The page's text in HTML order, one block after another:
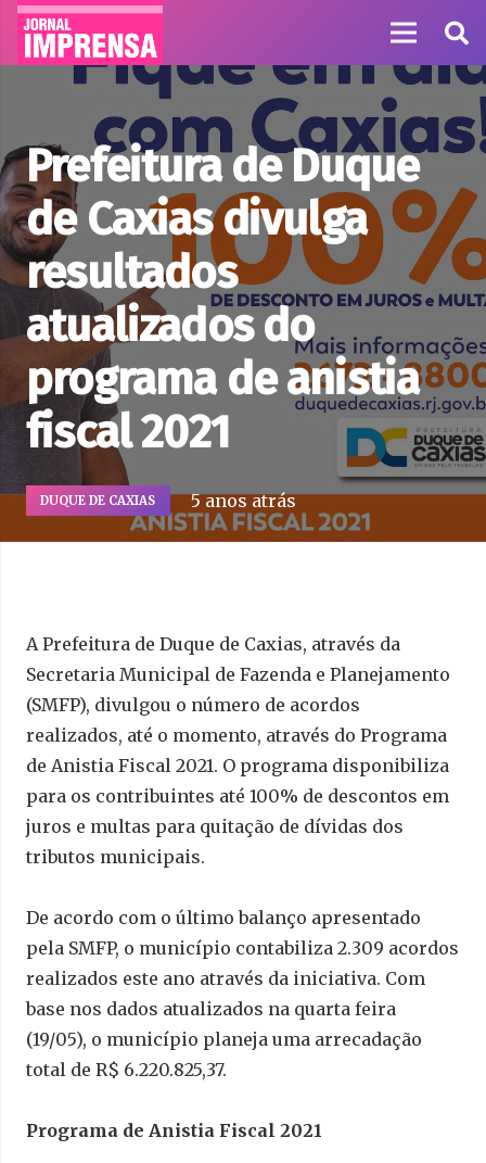
Prefeitura de Duque
de Caxias divulga
resultados
atualizados do
programa de anistia
fiscal 2021
DUQUE DE CAXIAS 5 anos atrás
A Prefeitura de Duque de Caxias, através da
Secretaria Municipal de Fazenda e Planejamento
(SMFP), divulgou o número de acordos
realizados, até o momento, através do Programa
de Anistia Fiscal 2021. O programa disponibiliza
para os contribuintes até 100% de descontos em
juros e multas para quitação de dívidas dos
tributos municipais.
De acordo com o último balanço apresentado
pela SMFP, o município contabiliza 2.309 acordos
realizados este ano através da iniciativa. Com
base nos dados atualizados na quarta feira
(19/05), o município planeja uma arrecadação
total de R$ 6.220.825,37.
Programa de Anistia Fiscal 2021